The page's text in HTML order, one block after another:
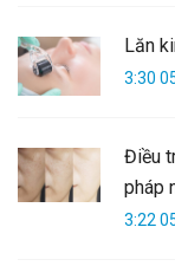
Lăn
3:30
Điều
pháp
3:22